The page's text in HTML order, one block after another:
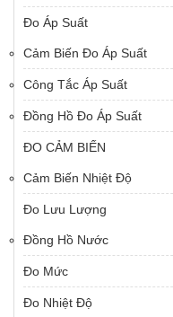
Đo Áp Suất
Cảm Biến Đo Áp Suất
Công Tắc Áp Suất
Đồng Hồ Đo Áp Suất
ĐO CẢM BIẾN
Cảm Biến Nhiệt Độ
Đo Lưu Lượng
Đồng Hồ Nước
Đo Mức
Đo Nhiệt Độ